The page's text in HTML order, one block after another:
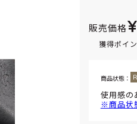
販売価格
獲得ポイン
商品状態：
使用感の
※商品状